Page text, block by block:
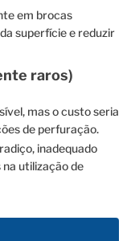
em brocas
superfície e reduzir
raros)
mas o custo seria
de perfuração.
inadequado
utilização de